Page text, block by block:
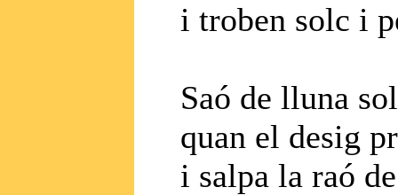
i troben solc i
Saó de lluna
quan el desig
i salpa la raó